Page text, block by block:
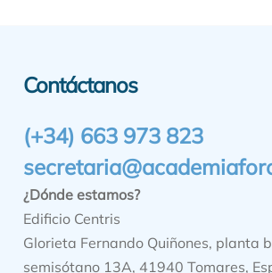
Contáctanos
(+34) 663 973 823
¿Dónde estamos?
Edificio Centris
Glorieta Fernando Quiñones, planta
semisótano 13A, 41940 Tomares,